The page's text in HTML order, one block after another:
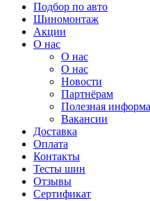
Подбор по авто
Шиномонтаж
Акции
О нас
О нас
О нас
Новости
Партнёрам
Полезная
Вакансии
Доставка
Оплата
Контакты
Тесты шин
Отзывы
Сертификат